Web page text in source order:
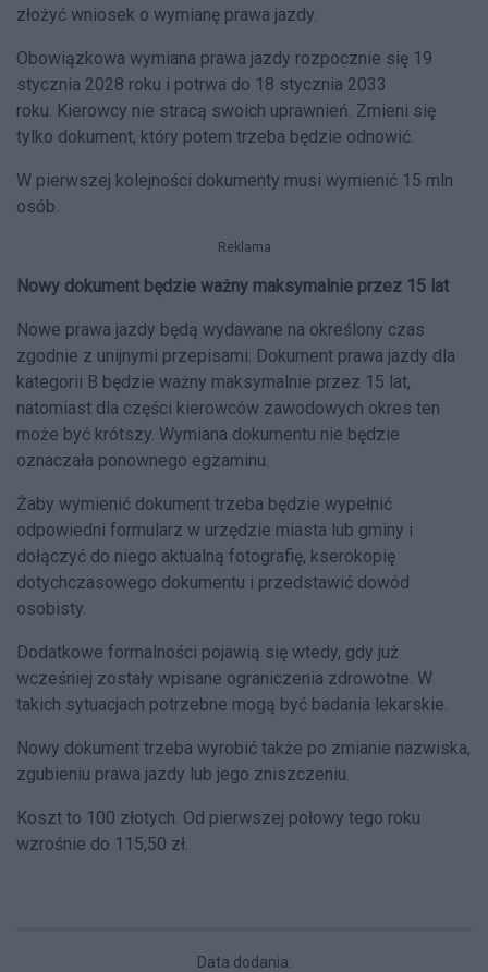
złożyć wniosek o wymianę prawa jazdy.
Obowiązkowa wymiana prawa jazdy rozpocznie się 19
stycznia 2028 roku i potrwa do 18 stycznia 2033
roku. Kierowcy nie stracą swoich uprawnień. Zmieni się
tylko dokument, który potem trzeba będzie odnowić.
W pierwszej kolejności dokumenty musi wymienić 15 mln
osób.
Reklama
Nowy dokument będzie ważny maksymalnie przez 15 lat
Nowe prawa jazdy będą wydawane na określony czas
zgodnie z unijnymi przepisami. Dokument prawa jazdy dla
kategorii B będzie ważny maksymalnie przez 15 lat,
natomiast dla części kierowców zawodowych okres ten
może być krótszy. Wymiana dokumentu nie będzie
oznaczała ponownego egzaminu.
Żaby wymienić dokument trzeba będzie wypełnić
odpowiedni formularz w urzędzie miasta lub gminy i
dołączyć do niego aktualną fotografię, kserokopię
dotychczasowego dokumentu i przedstawić dowód
osobisty.
Dodatkowe formalności pojawią się wtedy, gdy już
wcześniej zostały wpisane ograniczenia zdrowotne. W
takich sytuacjach potrzebne mogą być badania lekarskie.
Nowy dokument trzeba wyrobić także po zmianie nazwiska,
zgubieniu prawa jazdy lub jego zniszczeniu.
Koszt to 100 złotych. Od pierwszej połowy tego roku
wzrośnie do 115,50 zł.
Data dodania: